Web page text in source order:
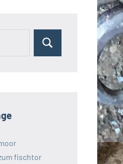
Suchen
fischtor